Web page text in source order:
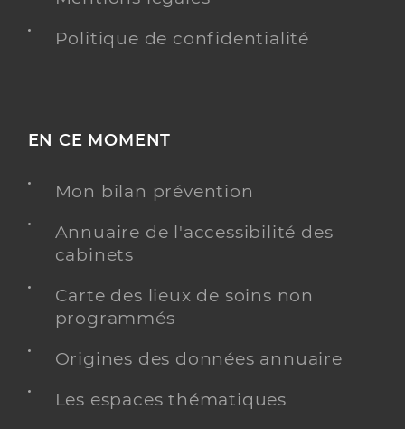
Politique de confidentialité
EN CE MOMENT
Mon bilan prévention
Annuaire de l'accessibilité des
cabinets
Carte des lieux de soins non
programmés
Origines des données annuaire
Les espaces thématiques